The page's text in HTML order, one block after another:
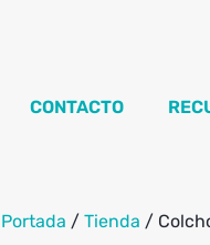
CONTACTO
Portada / Tienda /